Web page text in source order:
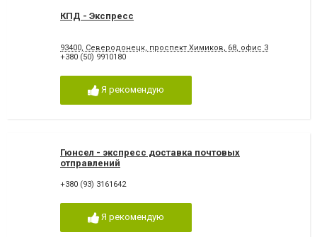
КПД - Экспресс
93400, Северодонецк, проспект Химиков, 68, офис 3
+380 (50) 9910180
Я рекомендую
Гюнсел - экспресс доставка почтовых
отправлений
+380 (93) 3161642
Я рекомендую